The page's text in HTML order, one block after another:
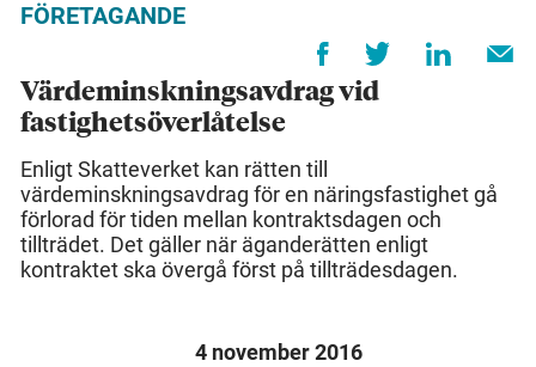
FÖRETAGANDE
Värdeminskningsavdrag vid
fastighetsöverlåtelse
Enligt Skatteverket kan rätten till
värdeminskningsavdrag för en näringsfastighet gå
förlorad för tiden mellan kontraktsdagen och
tillträdet. Det gäller när äganderätten enligt
kontraktet ska övergå först på tillträdesdagen.
4 november 2016